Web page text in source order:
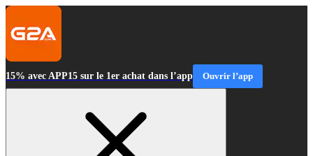
15% avec APP15 sur le 1er achat dans l’app Ouvrir l’app